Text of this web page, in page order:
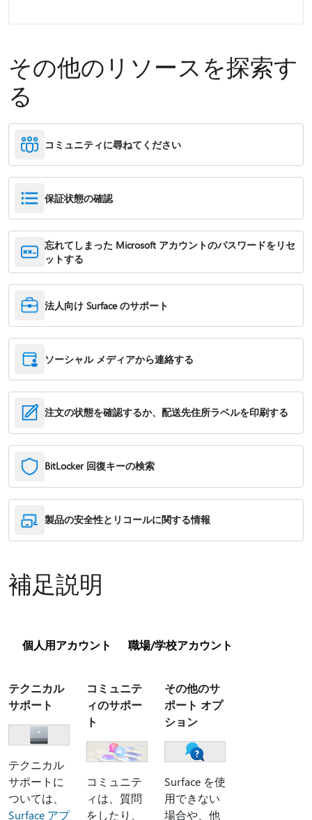
その他のリソースを探索す
る
コミュニティに尋ねてください
保証状態の確認
忘れてしまった Microsoft アカウントのパスワードをリセ
ットする
法人向け Surface のサポート
ソーシャル メディアから連絡する
注文の状態を確認するか、配送先住所ラベルを印刷する
BitLocker 回復キーの検索
製品の安全性とリコールに関する情報
補足説明
個人用アカウント 職場/学校アカウント
テクニカル
サポート
テクニカル
サポートに
ついては、
Surface アプ
コミュニテ
ィのサポー
ト
コミュニテ
ィは、質問
をしたり、
その他のサ
ポート オプ
ション
Surface を使
用できない
場合や、他